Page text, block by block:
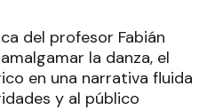
del profesor Fabián
la danza, el
en una narrativa fluida
y al público